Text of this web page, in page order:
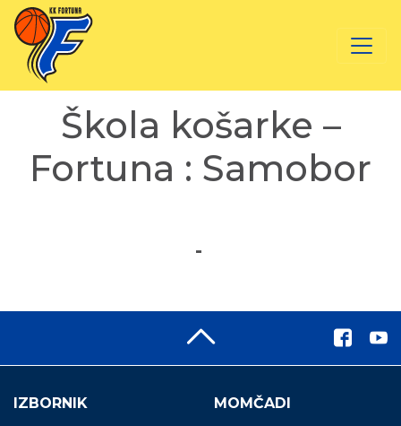
Škola košarke –
Fortuna : Samobor
-
IZBORNIK MOMČADI